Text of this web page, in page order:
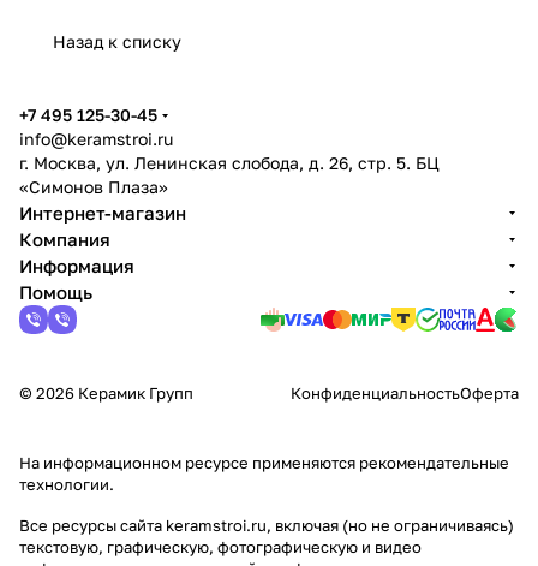
Назад к списку
+7 495 125-30-45
info@keramstroi.ru
г. Москва, ул. Ленинская слобода, д. 26, стр. 5. БЦ
«Симонов Плаза»
Интернет-магазин
Компания
Информация
Помощь
© 2026 Керамик Групп КонфиденциальностьОферта
На информационном ресурсе применяются рекомендательные
технологии.
Все ресурсы сайта keramstroi.ru, включая (но не ограничиваясь)
текстовую, графическую, фотографическую и видео